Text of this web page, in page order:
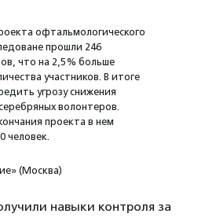
офтальмологического
прошли 246
что на 2,5% больше
участников. В итоге
угрозу снижения
волонтеров.
проекта в нем
человек.
(Москва)
навыки контроля за